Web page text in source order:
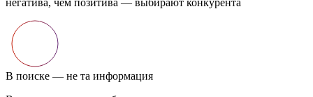
В поиске — не та информация